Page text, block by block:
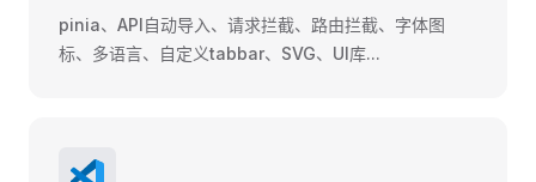
pinia、API自动导入、请求拦截、路由拦截、字体图
标、多语言、自定义tabbar、SVG、UI库...